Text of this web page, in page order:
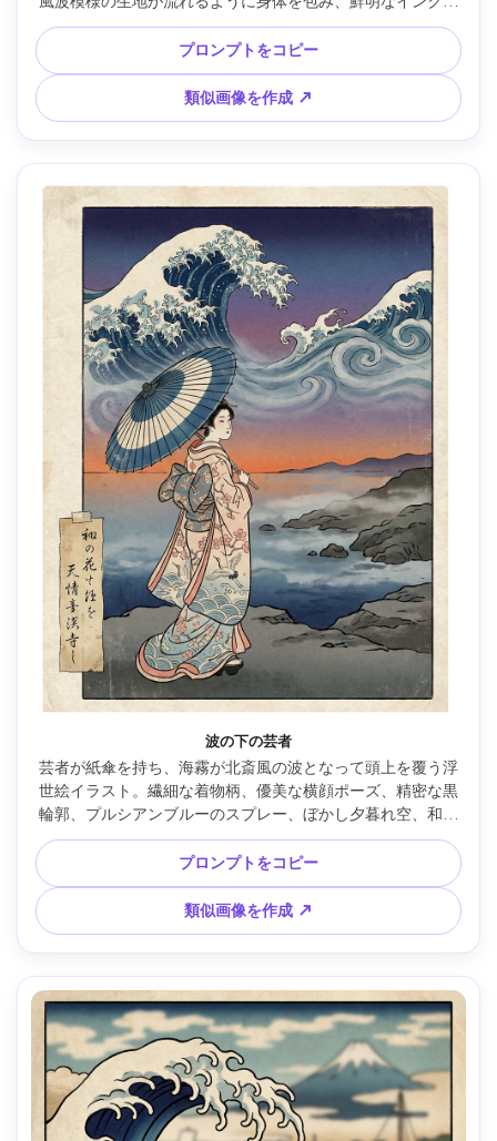
郭、限定プルシアンブルー＆暖色パレット、半点木版テクス
チャ、グラフィックポスター感、赤印、すっきりした余白、
85mmレンズ、浅い被写界深度、柔らかい映画照明 --ar 4:5
プロンプトをコピー
類似画像を作成 ↗
波の下の芸者
芸者が紙傘を持ち、海霧が北斎風の波となって頭上を覆う浮
世絵イラスト。繊細な着物柄、優美な横顔ポーズ、精密な黒
輪郭、プルシアンブルーのスプレー、ぼかし夕暮れ空、和紙
の粒、短い詩の書、グレイスフルかつ映画風、85mmレン
ズ、浅い被写界深度 --ar 4:5
プロンプトをコピー
類似画像を作成 ↗